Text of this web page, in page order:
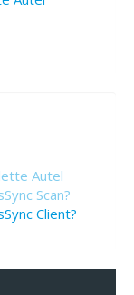
Autel
Scan?
Client?